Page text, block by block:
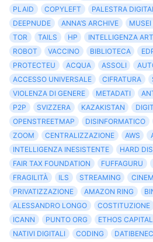
PLAID
COPYLEFT PALESTRA
DEEPNUDE
ANNA’S ARCHIVE
TOR
TAILS HP INTELLIGENZA
ROBOT
VACCINO BIBLIOTECA
PROTECTEU
ACQUA ASSOLI
ACCESSO UNIVERSALE
CIFRATURA
VIOLENZA DI GENERE
METADATI
P2P
SVIZZERA KAZAKISTAN
OPENSTREETMAP
DISINFORMATICO
ZOOM
CENTRALIZZAZIONE AWS
INTELLIGENZA INESISTENTE
HARD
FAIR TAX FOUNDATION
FUFFAGURU
FRAGILITÀ
ILS STREAMING
PRIVATIZZAZIONE
AMAZON RING
ALESSANDRO LONGO
COSTITUZIONE
ICANN
PUNTO ORG ETHOS CAPITAL
NATIVI DIGITALI
CODING